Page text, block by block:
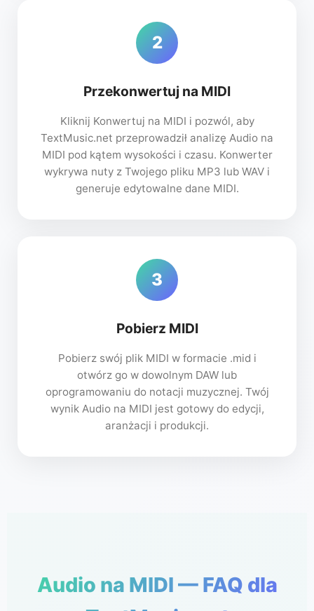
2
Przekonwertuj na MIDI
Kliknij Konwertuj na MIDI i pozwól, aby
TextMusic.net przeprowadził analizę Audio na
MIDI pod kątem wysokości i czasu. Konwerter
wykrywa nuty z Twojego pliku MP3 lub WAV i
generuje edytowalne dane MIDI.
3
Pobierz MIDI
Pobierz swój plik MIDI w formacie .mid i
otwórz go w dowolnym DAW lub
oprogramowaniu do notacji muzycznej. Twój
wynik Audio na MIDI jest gotowy do edycji,
aranżacji i produkcji.
Audio na MIDI — FAQ dla